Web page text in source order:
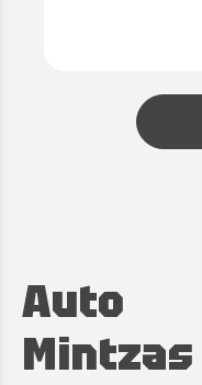
Auto
Mintzas